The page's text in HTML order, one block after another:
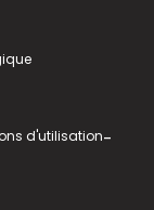
d'utilisation-